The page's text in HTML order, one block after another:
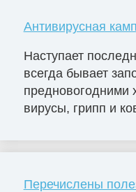
Антивирусная
Наступает
всегда бывает
предновогодними
вирусы, грипп и
Перечислены